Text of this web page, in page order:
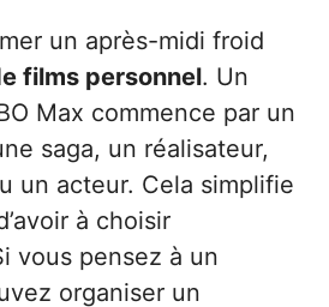
un après-midi froid
films personnel. Un
Max commence par un
saga, un réalisateur,
un acteur. Cela simplifie
à choisir
vous pensez à un
organiser un